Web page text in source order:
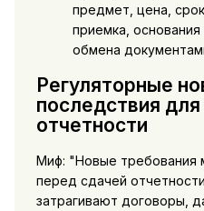
предмет, цена,
приемка,
обмена
Регуляторные
последствия
отчетности
Миф: "Новые требования
перед сдачей
затрагивают договоры,